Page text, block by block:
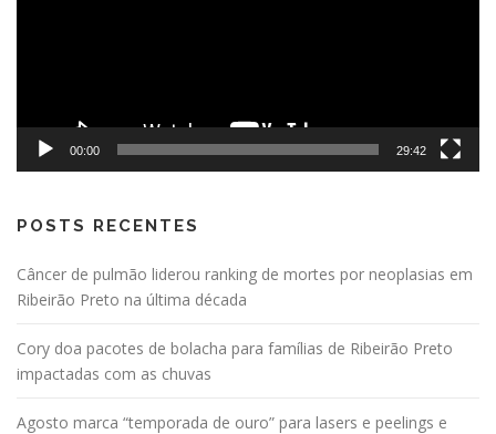
00:00 29:42
POSTS RECENTES
Câncer de pulmão liderou ranking de mortes por neoplasias em
Ribeirão Preto na última década
Cory doa pacotes de bolacha para famílias de Ribeirão Preto
impactadas com as chuvas
Agosto marca “temporada de ouro” para lasers e peelings e